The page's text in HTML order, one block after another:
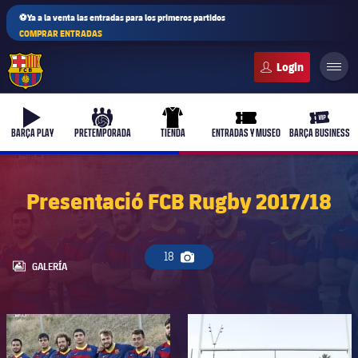
⚽Ya a la venta las entradas para los primeros partidos
COMPRAR ENTRADAS
b-play
BARÇA PLAY
culers-ball
PRETEMPORADA
uniform
TIENDA
ticket-full
ENTRADAS Y MUSEO
ticket-
BARÇA BUSINESS
Presentació FCB Rugby 2017/18
18
Icono de cámara
LABEL.ARIA.GALLERY
GALERÍA
FC Barcelona club badge FC Barcelona club badge